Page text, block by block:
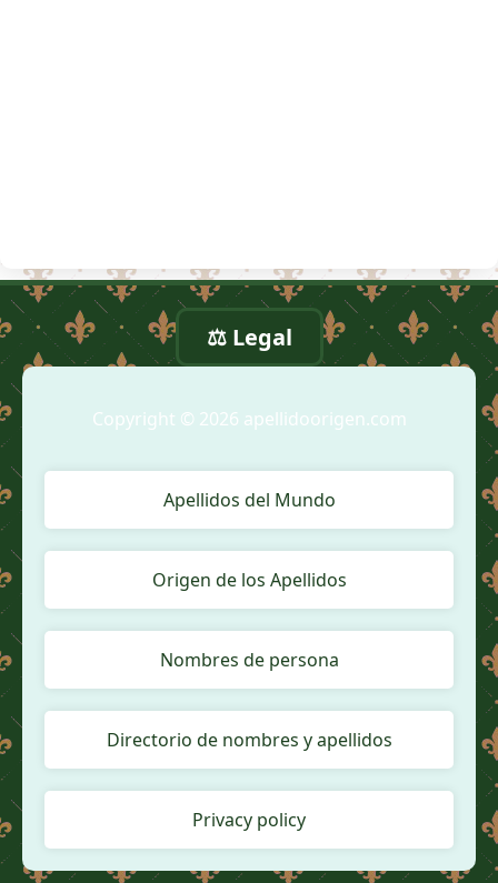
⚖️ Legal
Copyright © 2026 apellidoorigen.com
Apellidos del Mundo
Origen de los Apellidos
Nombres de persona
Directorio de nombres y apellidos
Privacy policy